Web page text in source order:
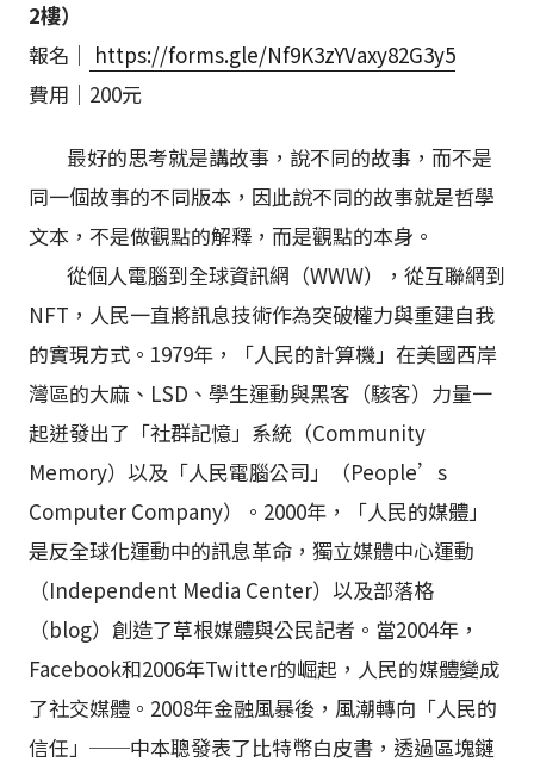
2樓）
報名｜ https://forms.gle/Nf9K3zYVaxy82G3y5
費用｜200元
最好的思考就是講故事，說不同的故事，而不是
同一個故事的不同版本，因此說不同的故事就是哲學
文本，不是做觀點的解釋，而是觀點的本身。
從個人電腦到全球資訊網（WWW），從互聯網到
NFT，人民一直將訊息技術作為突破權力與重建自我
的實現方式。1979年，「人民的計算機」在美國西岸
灣區的大麻、LSD、學生運動與黑客（駭客）力量一
起迸發出了「社群記憶」系統（Community
Memory）以及「人民電腦公司」（People’s
Computer Company）。2000年，「人民的媒體」
是反全球化運動中的訊息革命，獨立媒體中心運動
（Independent Media Center）以及部落格
（blog）創造了草根媒體與公民記者。當2004年，
Facebook和2006年Twitter的崛起，人民的媒體變成
了社交媒體。2008年金融風暴後，風潮轉向「人民的
信任」──中本聰發表了比特幣白皮書，透過區塊鏈